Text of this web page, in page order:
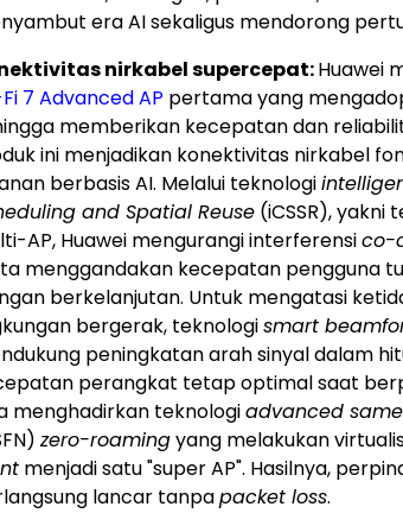
era AI sekaligus mendorong
nirkabel supercepat:Huawei
7 Advanced AP pertama yang
memberikan kecepatan dan
ini menjadikan konektivitas nirkabel
berbasis AI. Melalui teknologi
and Spatial Reuse (iCSSR), yakni
AP, Huawei mengurangi interferensico-
menggandakan kecepatan pengguna
berkelanjutan. Untuk mengatasi
bergerak, teknologismart
peningkatan arah sinyal dalam
perangkat tetap optimal saat
menghadirkan teknologiadvanced
zero-roamingyang melakukan
menjadi satu "super AP". Hasilnya,
lancar tanpapacket loss.